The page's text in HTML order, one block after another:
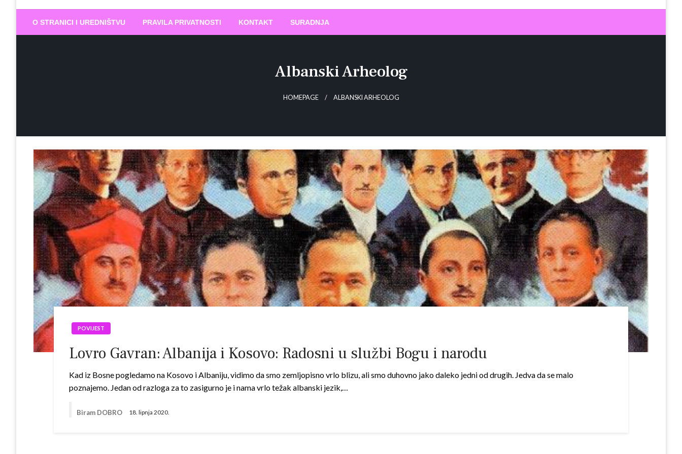
Biram DOBRO
O STRANICI I UREDNIŠTVU PRAVILA PRIVATNOSTI KONTAKT SURADNJA
Albanski Arheolog
HOMEPAGE ALBANSKI ARHEOLOG
POVIJEST
Lovro Gavran: Albanija i Kosovo: Radosni u službi Bogu i narodu
Kad iz Bosne pogledamo na Kosovo i Albaniju, vidimo da smo zemljopisno vrlo blizu, ali smo duhovno jako daleko jedni od drugih. Jedva da se malo
poznajemo. Jedan od razloga za to zasigurno je i nama vrlo težak albanski jezik,…
Biram DOBRO 18. lipnja 2020.